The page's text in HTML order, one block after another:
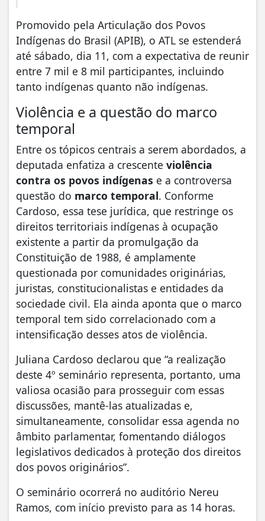
Promovido pela Articulação dos Povos
Indígenas do Brasil (APIB), o ATL se estenderá
até sábado, dia 11, com a expectativa de reunir
entre 7 mil e 8 mil participantes, incluindo
tanto indígenas quanto não indígenas.
Violência e a questão do marco
temporal
Entre os tópicos centrais a serem abordados, a
deputada enfatiza a crescente violência
contra os povos indígenas e a controversa
questão do marco temporal. Conforme
Cardoso, essa tese jurídica, que restringe os
direitos territoriais indígenas à ocupação
existente a partir da promulgação da
Constituição de 1988, é amplamente
questionada por comunidades originárias,
juristas, constitucionalistas e entidades da
sociedade civil. Ela ainda aponta que o marco
temporal tem sido correlacionado com a
intensificação desses atos de violência.
Juliana Cardoso declarou que “a realização
deste 4º seminário representa, portanto, uma
valiosa ocasião para prosseguir com essas
discussões, mantê-las atualizadas e,
simultaneamente, consolidar essa agenda no
âmbito parlamentar, fomentando diálogos
legislativos dedicados à proteção dos direitos
dos povos originários”.
O seminário ocorrerá no auditório Nereu
Ramos, com início previsto para as 14 horas.